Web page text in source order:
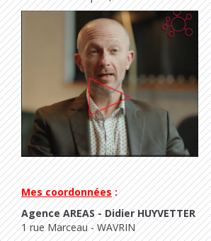
Mes coordonnées:
Agence AREAS - Didier HUYVETTER
1 rue Marceau - WAVRIN